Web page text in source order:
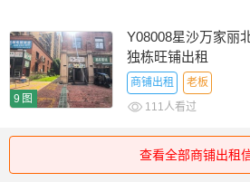
9图
Y08008星沙万家丽
独栋旺铺出租
商铺出租
老板
111人看过
查看全部商铺出租